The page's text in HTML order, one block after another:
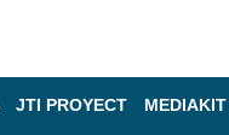
JTI PROYECT MEDIAKIT